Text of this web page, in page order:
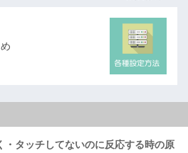
タッチしてないのに反応する時の原